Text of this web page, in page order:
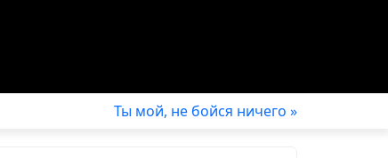
Ты мой, не бойся ничего »